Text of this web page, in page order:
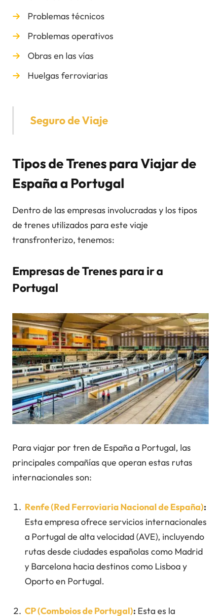
Problemas técnicos
Problemas operativos
Obras en las vías
Huelgas ferroviarias
Seguro de Viaje
Tipos de Trenes para Viajar de
España a Portugal
Dentro de las empresas involucradas y los tipos
de trenes utilizados para este viaje
transfronterizo, tenemos:
Empresas de Trenes para ir a
Portugal
Para viajar por tren de España a Portugal, las
principales compañías que operan estas rutas
internacionales son:
Renfe (Red Ferroviaria Nacional de España):
Esta empresa ofrece servicios internacionales
a Portugal de alta velocidad (AVE), incluyendo
rutas desde ciudades españolas como Madrid
y Barcelona hacia destinos como Lisboa y
Oporto en Portugal.
CP (Comboios de Portugal): Esta es la